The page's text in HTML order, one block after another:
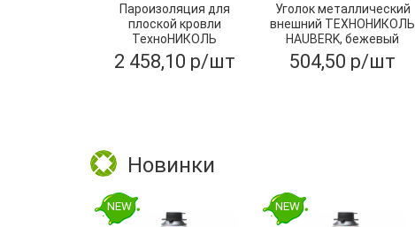
Пароизоляция для
плоской кровли
ТехноНИКОЛЬ
30000х3000 мм
2 458,10 р/шт
Уголок металлический
внешний ТЕХНОНИКОЛЬ
HAUBERK, бежевый
504,50 р/шт
Новинки
NEW NEW